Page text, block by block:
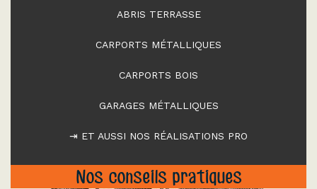
ABRIS TERRASSE
CARPORTS MÉTALLIQUES
CARPORTS BOIS
GARAGES MÉTALLIQUES
⇥ ET AUSSI NOS RÉALISATIONS PRO
Nos conseils pratiques